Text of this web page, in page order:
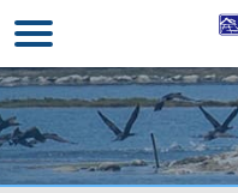
イ
ン
コ
ン
テ
ン